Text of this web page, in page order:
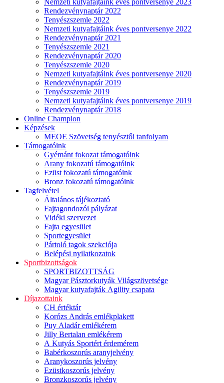
Nemzeti kutyafajtáink éves pontversenye 2023
Rendezvénynaptár 2022
Tenyészszemle 2022
Nemzeti kutyafajtáink éves pontversenye 2022
Rendezvénynaptár 2021
Tenyészszemle 2021
Rendezvénynaptár 2020
Tenyészszemle 2020
Nemzeti kutyafajtáink éves pontversenye 2020
Rendezvénynaptár 2019
Tenyészszemle 2019
Nemzeti kutyafajtáink éves pontversenye 2019
Rendezvénynaptár 2018
Online Champion
Képzések
MEOE Szövetség tenyésztői tanfolyam
Támogatóink
Gyémánt fokozat támogatóink
Arany fokozatú támogatóink
Ezüst fokozatú támogatóink
Bronz fokozatú támogatóink
Tagfelvétel
Általános tájékoztató
Fajtagondozói pályázat
Vidéki szervezet
Fajta egyesület
Sportegyesület
Pártoló tagok szekciója
Belépési nyilatkozatok
Sportbizottságok
SPORTBIZOTTSÁG
Magyar Pásztorkutyák Világszövetsége
Magyar kutyafajták Agility csapata
Díjazottaink
CH értéktár
Korózs András emlékplakett
Puy Aladár emlékérem
Jilly Bertalan emlékérem
A Kutyás Sportért érdemérem
Babérkoszorús aranyjelvény
Aranykoszorús jelvény
Ezüstkoszorús jelvény
Bronzkoszorús jelvény